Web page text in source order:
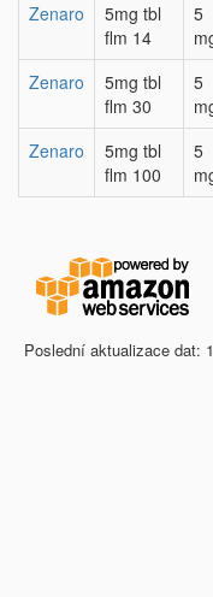
Zenaro
5mg tbl
flm 14
5
Zenaro
5mg tbl
flm 30
5
Zenaro
5mg tbl
flm 100
5
Poslední aktualizace dat: